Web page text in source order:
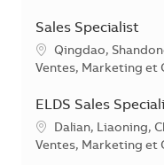
Sales Specialist
Emplacement
Qingdao,
Catégorie
Ventes, Marketing et
ELDS Sales
Emplacement
Dalian, Liaoning,
Catégorie
Ventes, Marketing et